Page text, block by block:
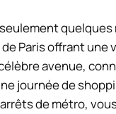
quelques
Paris offrant une
avenue,
journée de
de métro,